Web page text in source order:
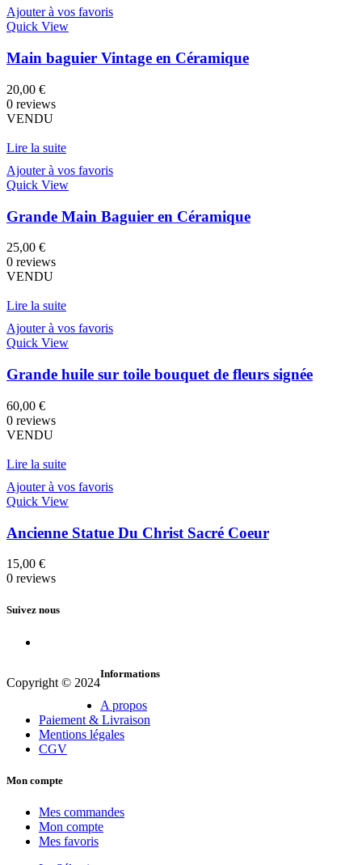
Ajouter à vos favoris
Quick View
Main baguier Vintage en Céramique
20,00 €
0 reviews
VENDU
Lire la suite
Ajouter à vos favoris
Quick View
Grande Main Baguier en Céramique
25,00 €
0 reviews
VENDU
Lire la suite
Ajouter à vos favoris
Quick View
Grande huile sur toile bouquet de fleurs signée
60,00 €
0 reviews
VENDU
Lire la suite
Ajouter à vos favoris
Quick View
Ancienne Statue Du Christ Sacré Coeur
15,00 €
0 reviews
Suivez nous
Copyright © 2024
Informations
A propos
Paiement & Livraison
Mentions légales
CGV
Mon compte
Mes commandes
Mon compte
Mes favoris